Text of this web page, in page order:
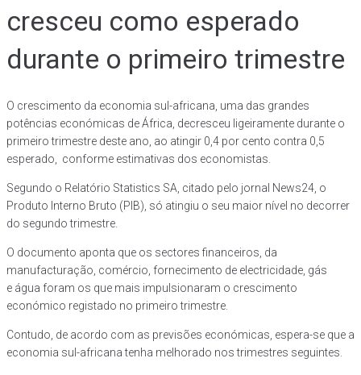
cresceu como esperado
durante o primeiro trimestre
O crescimento da economia sul-africana, uma das grandes
potências económicas de África, decresceu ligeiramente durante o
primeiro trimestre deste ano, ao atingir 0,4 por cento contra 0,5
esperado, conforme estimativas dos economistas.
Segundo o Relatório Statistics SA, citado pelo jornal News24, o
Produto Interno Bruto (PIB), só atingiu o seu maior nível no decorrer
do segundo trimestre.
O documento aponta que os sectores financeiros, da
manufacturação, comércio, fornecimento de electricidade, gás
e água foram os que mais impulsionaram o crescimento
económico registado no primeiro trimestre.
Contudo, de acordo com as previsões económicas, espera-se que a
economia sul-africana tenha melhorado nos trimestres seguintes.